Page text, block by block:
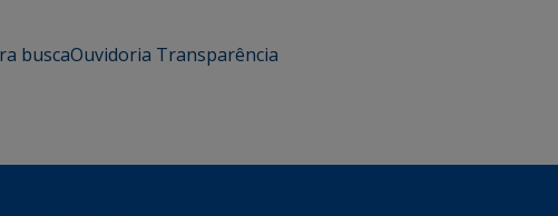
buscaOuvidoria Transparência